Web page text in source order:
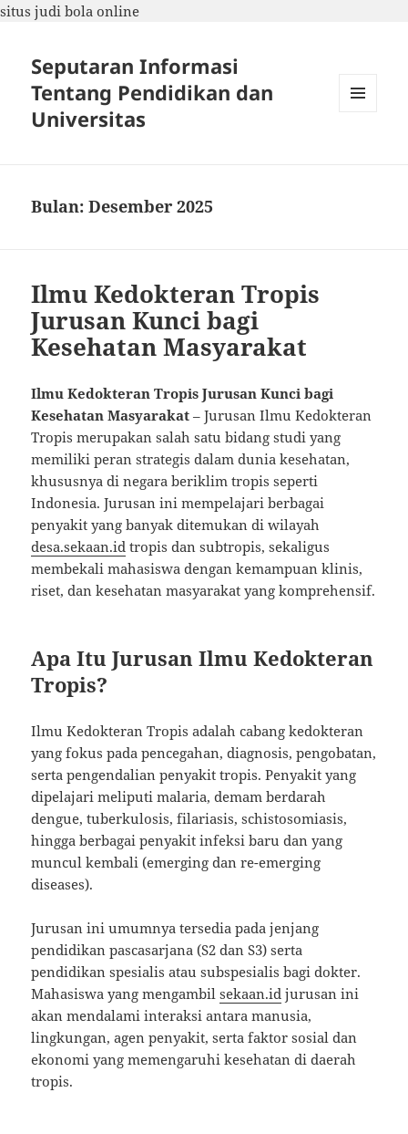
situs judi bola online
Seputaran Informasi
Tentang Pendidikan dan
Universitas
Bulan:Desember 2025
Ilmu Kedokteran Tropis
Jurusan Kunci bagi
Kesehatan Masyarakat
Ilmu Kedokteran Tropis Jurusan Kunci bagi
Kesehatan Masyarakat – Jurusan Ilmu Kedokteran
Tropis merupakan salah satu bidang studi yang
memiliki peran strategis dalam dunia kesehatan,
khususnya di negara beriklim tropis seperti
Indonesia. Jurusan ini mempelajari berbagai
penyakit yang banyak ditemukan di wilayah
desa.sekaan.id tropis dan subtropis, sekaligus
membekali mahasiswa dengan kemampuan klinis,
riset, dan kesehatan masyarakat yang komprehensif.
Apa Itu Jurusan Ilmu Kedokteran
Tropis?
Ilmu Kedokteran Tropis adalah cabang kedokteran
yang fokus pada pencegahan, diagnosis, pengobatan,
serta pengendalian penyakit tropis. Penyakit yang
dipelajari meliputi malaria, demam berdarah
dengue, tuberkulosis, filariasis, schistosomiasis,
hingga berbagai penyakit infeksi baru dan yang
muncul kembali (emerging dan re-emerging
diseases).
Jurusan ini umumnya tersedia pada jenjang
pendidikan pascasarjana (S2 dan S3) serta
pendidikan spesialis atau subspesialis bagi dokter.
Mahasiswa yang mengambilsekaan.id jurusan ini
akan mendalami interaksi antara manusia,
lingkungan, agen penyakit, serta faktor sosial dan
ekonomi yang memengaruhi kesehatan di daerah
tropis.